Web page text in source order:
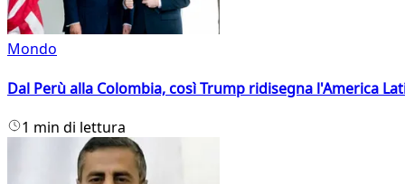
Mondo
Dal Perù alla Colombia, così Trump ridisegna l'America
1 min di lettura